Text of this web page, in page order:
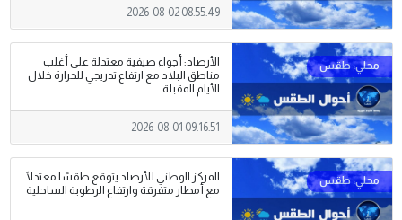
2026-08-02 08:55:49
الأرصاد: أجواء صيفية معتدلة على أغلب
مناطق البلاد مع ارتفاع تدريجي للحرارة خلال
الأيام المقبلة
2026-08-01 09:16:51
المركز الوطني للأرصاد يتوقع طقسًا معتدلًا
مع أمطار متفرقة وارتفاع الرطوبة الساحلية